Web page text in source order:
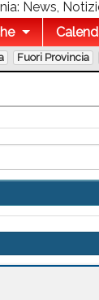
News,
Fuori Provincia